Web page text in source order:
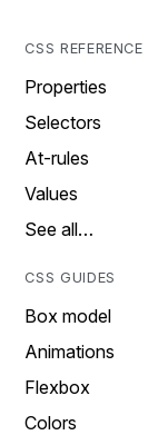
CSS REFERENCE
Properties
Selectors
At-rules
Values
See all…
CSS GUIDES
Box model
Animations
Flexbox
Colors